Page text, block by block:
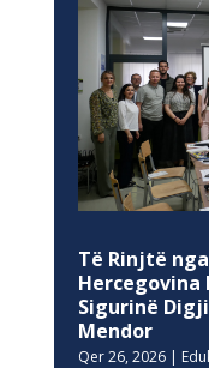
Të Rinjtë
Hercegovina
Sigurinë
Mendor
Qer 26, 2026|